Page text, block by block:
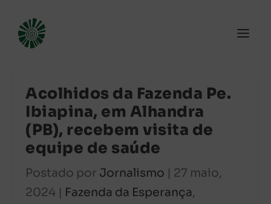
Acolhidos da Fazenda Pe.
Ibiapina, em Alhandra
(PB), recebem visita de
equipe de saúde
Postado por Jornalismo | 27 maio,
2024 | Fazenda da Esperança,